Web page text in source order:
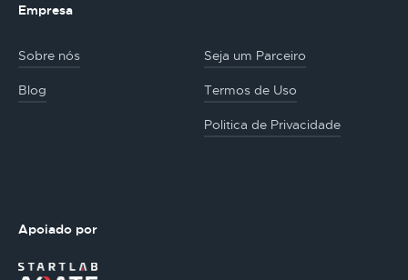
Empresa
Sobre nós Seja um Parceiro
Blog Termos de Uso
Politica de Privacidade
Apoiado por